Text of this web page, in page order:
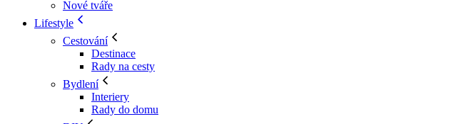
Nové tváře
Lifestyle
Cestování
Destinace
Rady na cesty
Bydlení
Interiery
Rady do domu